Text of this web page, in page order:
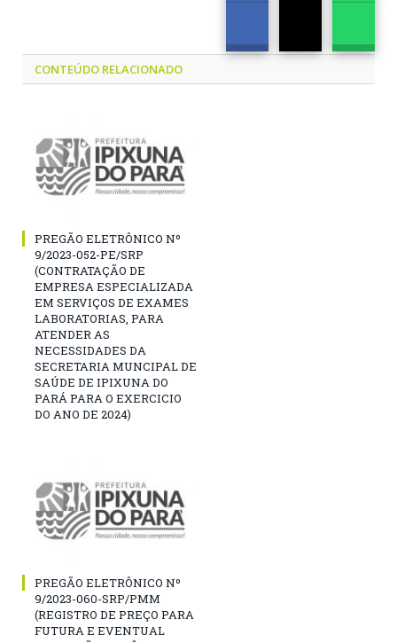
CONTEÚDO RELACIONADO
PREGÃO ELETRÔNICO Nº
9/2023-052-PE/SRP
(CONTRATAÇÃO DE
EMPRESA ESPECIALIZADA
EM SERVIÇOS DE EXAMES
LABORATORIAS, PARA
ATENDER AS
NECESSIDADES DA
SECRETARIA MUNCIPAL DE
SAÚDE DE IPIXUNA DO
PARÁ PARA O EXERCICIO
DO ANO DE 2024)
PREGÃO ELETRÔNICO Nº
9/2023-060-SRP/PMM
(REGISTRO DE PREÇO PARA
FUTURA E EVENTUAL